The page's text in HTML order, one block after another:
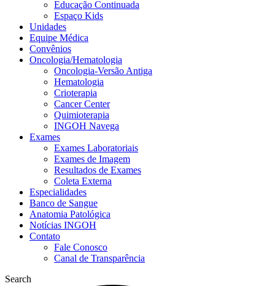
Educação Continuada
Espaço Kids
Unidades
Equipe Médica
Convênios
Oncologia/Hematologia
Oncologia-Versão Antiga
Hematologia
Crioterapia
Cancer Center
Quimioterapia
INGOH Navega
Exames
Exames Laboratoriais
Exames de Imagem
Resultados de Exames
Coleta Externa
Especialidades
Banco de Sangue
Anatomia Patológica
Notícias INGOH
Contato
Fale Conosco
Canal de Transparência
Search